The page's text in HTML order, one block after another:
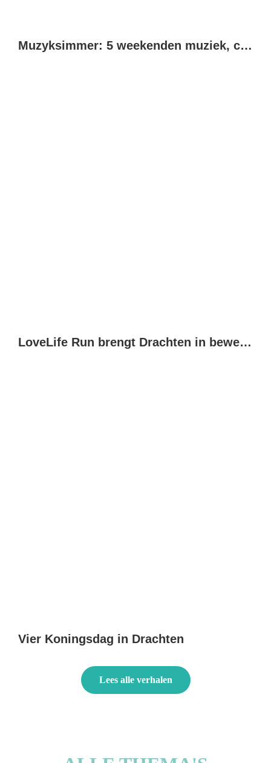
Muzyksimmer: 5 weekenden muziek, cultuur en beleving
LoveLife Run brengt Drachten in beweging
Vier Koningsdag in Drachten
Lees alle verhalen